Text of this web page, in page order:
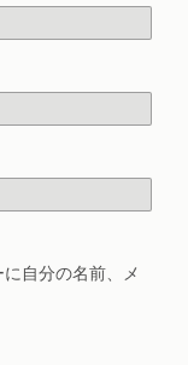
自分の名前、メ